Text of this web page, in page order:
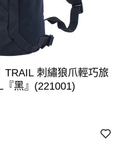
TRAIL 刺繡狼爪輕巧旅
黑』(221001)